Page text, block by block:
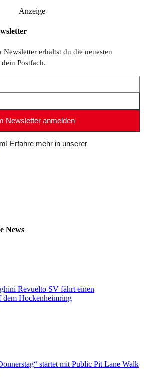
Anzeige
Newsletter erhältst du die neuesten
Postfach.
Erfahre mehr in unserer
News
Revuelto SV fährt einen
dem Hockenheimring
startet mit Public Pit Lane Walk